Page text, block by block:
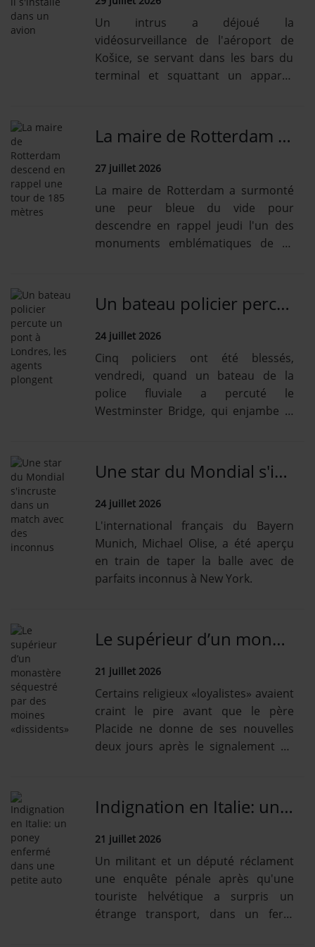
Un intrus a déjoué la
vidéosurveillance de l'aéroport de
Košice, se servant dans les bars du
terminal et squattant un appareil
La maire de Rotterdam descend en rappel une tour de 185 mètres
27 juillet 2026
La maire de Rotterdam a surmonté
une peur bleue du vide pour
descendre en rappel jeudi l'un des
monuments emblématiques de sa
Un bateau policier percute un pont à Londres, les agents plongent
24 juillet 2026
Cinq policiers ont été blessés,
vendredi, quand un bateau de la
police fluviale a percuté le
Westminster Bridge, qui enjambe la
Une star du Mondial s'incruste dans un match avec des inconnus
24 juillet 2026
L'international français du Bayern
Munich, Michael Olise, a été aperçu
en train de taper la balle avec de
parfaits inconnus à New York.
Le supérieur d’un monastère séquestré par des moines «dissidents»
21 juillet 2026
Certains religieux «loyalistes» avaient
craint le pire avant que le père
Placide ne donne de ses nouvelles
deux jours après le signalement de
Indignation en Italie: un poney enfermé dans une petite auto
21 juillet 2026
Un militant et un député réclament
une enquête pénale après qu'une
touriste helvétique a surpris un
étrange transport, dans un ferry